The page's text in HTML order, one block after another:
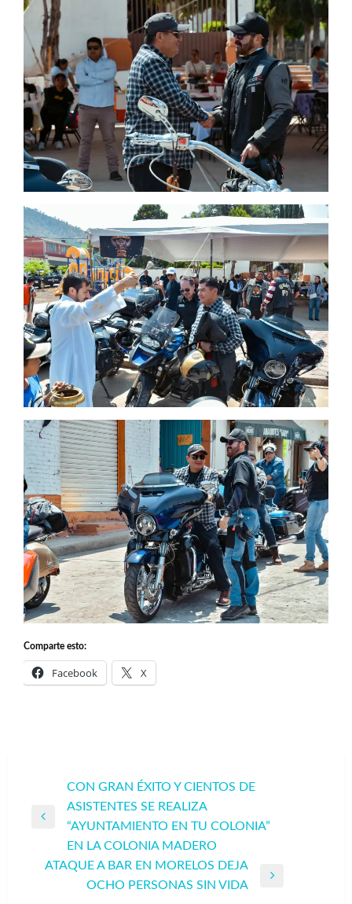
Comparte esto:
Facebook X
Navegación
de
entradas
Entrada
anterior
CON GRAN ÉXITO Y CIENTOS DE
ASISTENTES SE REALIZA
“AYUNTAMIENTO EN TU COLONIA”
EN LA COLONIA MADERO
ATAQUE A BAR EN MORELOS DEJA
OCHO PERSONAS SIN VIDA